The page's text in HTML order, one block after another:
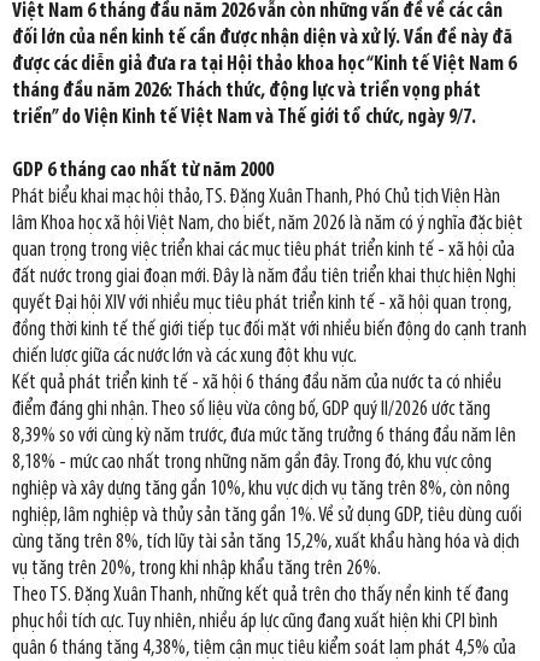
Việt Nam 6 tháng đầu năm 2026 vẫn còn những vấn đề về các cân
đối lớn của nền kinh tế cần được nhận diện và xử lý. Vần đề này đã
được các diễn giả đưa ra tại Hội thảo khoa học “Kinh tế Việt Nam 6
tháng đầu năm 2026: Thách thức, động lực và triển vọng phát
triển” do Viện Kinh tế Việt Nam và Thế giới tổ chức, ngày 9/7.
GDP 6 tháng cao nhất từ năm 2000
Phát biểu khai mạc hội thảo, TS. Đặng Xuân Thanh, Phó Chủ tịch Viện Hàn
lâm Khoa học xã hội Việt Nam, cho biết, năm 2026 là năm có ý nghĩa đặc biệt
quan trọng trong việc triển khai các mục tiêu phát triển kinh tế - xã hội của
đất nước trong giai đoạn mới. Đây là năm đầu tiên triển khai thực hiện Nghị
quyết Đại hội XIV với nhiều mục tiêu phát triển kinh tế - xã hội quan trọng,
đồng thời kinh tế thế giới tiếp tục đối mặt với nhiều biến động do cạnh tranh
chiến lược giữa các nước lớn và các xung đột khu vực.
Kết quả phát triển kinh tế - xã hội 6 tháng đầu năm của nước ta có nhiều
điểm đáng ghi nhận. Theo số liệu vừa công bố, GDP quý II/2026 ước tăng
8,39% so với cùng kỳ năm trước, đưa mức tăng trưởng 6 tháng đầu năm lên
8,18% - mức cao nhất trong những năm gần đây. Trong đó, khu vực công
nghiệp và xây dựng tăng gần 10%, khu vực dịch vụ tăng trên 8%, còn nông
nghiệp, lâm nghiệp và thủy sản tăng gần 1%. Về sử dụng GDP, tiêu dùng cuối
cùng tăng trên 8%, tích lũy tài sản tăng 15,2%, xuất khẩu hàng hóa và dịch
vụ tăng trên 20%, trong khi nhập khẩu tăng trên 26%.
Theo TS. Đặng Xuân Thanh, những kết quả trên cho thấy nền kinh tế đang
phục hồi tích cực. Tuy nhiên, nhiều áp lực cũng đang xuất hiện khi CPI bình
quân 6 tháng tăng 4,38%, tiệm cận mục tiêu kiểm soát lạm phát 4,5% của